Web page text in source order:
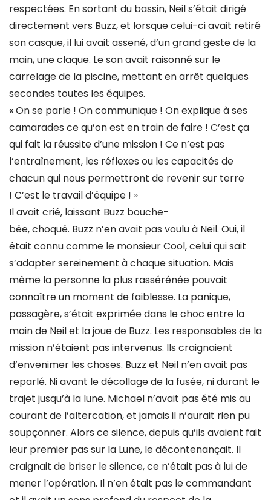
respectées. En sortant du bassin, Neil s’était dirigé
directement vers Buzz, et lorsque celui-ci avait retiré
son casque, il lui avait assené, d’un grand geste de la
main, une claque. Le son avait raisonné sur le
carrelage de la piscine, mettant en arrêt quelques
secondes toutes les équipes.
« On se parle ! On communique ! On explique à ses
camarades ce qu’on est en train de faire ! C’est ça
qui fait la réussite d’une mission ! Ce n’est pas
l’entraînement, les réflexes ou les capacités de
chacun qui nous permettront de revenir sur terre
! C’est le travail d’équipe ! »
Il avait crié, laissant Buzz bouche-
bée, choqué. Buzz n’en avait pas voulu à Neil. Oui, il
était connu comme le monsieur Cool, celui qui sait
s’adapter sereinement à chaque situation. Mais
même la personne la plus rassérénée pouvait
connaître un moment de faiblesse. La panique,
passagère, s’était exprimée dans le choc entre la
main de Neil et la joue de Buzz. Les responsables de la
mission n’étaient pas intervenus. Ils craignaient
d’envenimer les choses. Buzz et Neil n’en avait pas
reparlé. Ni avant le décollage de la fusée, ni durant le
trajet jusqu’à la lune. Michael n’avait pas été mis au
courant de l’altercation, et jamais il n’aurait rien pu
soupçonner. Alors ce silence, depuis qu’ils avaient fait
leur premier pas sur la Lune, le décontenançait. Il
craignait de briser le silence, ce n’était pas à lui de
mener l’opération. Il n’en était pas le commandant